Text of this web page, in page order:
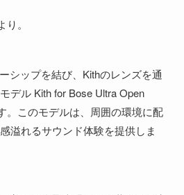
。
シップを結び、Kithのレンズを通
デル Kith for Bose Ultra Open
。このモデルは、周囲の環境に配
溢れるサウンド体験を提供しま